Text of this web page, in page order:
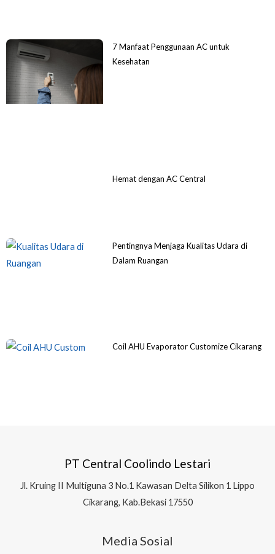
7 Manfaat Penggunaan AC untuk
Kesehatan
Hemat dengan AC Central
Pentingnya Menjaga Kualitas Udara di
Dalam Ruangan
Coil AHU Evaporator Customize Cikarang
PT Central Coolindo Lestari
Jl. Kruing II Multiguna 3 No.1 Kawasan Delta Silikon 1 Lippo
Cikarang, Kab.Bekasi 17550
Media Sosial